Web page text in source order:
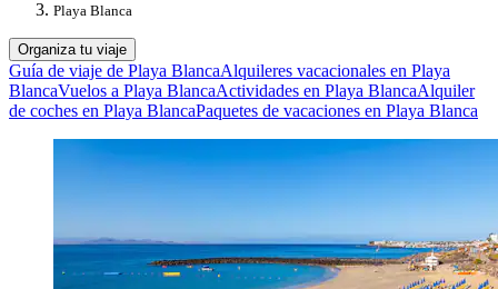
Playa Blanca
Organiza tu viaje
Guía de viaje de Playa BlancaAlquileres vacacionales en Playa
BlancaVuelos a Playa BlancaActividades en Playa BlancaAlquiler
de coches en Playa BlancaPaquetes de vacaciones en Playa Blanca